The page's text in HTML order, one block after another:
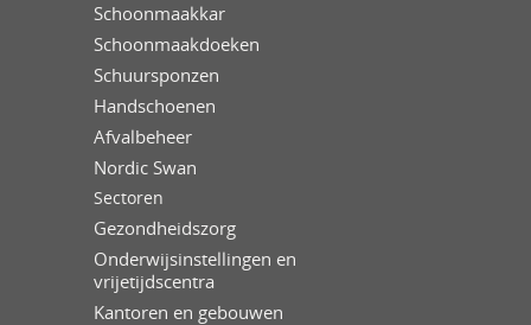
Schoonmaakkar
Schoonmaakdoeken
Schuursponzen
Handschoenen
Afvalbeheer
Nordic Swan
Sectoren
Gezondheidszorg
Onderwijsinstellingen en
vrijetijdscentra
Kantoren en gebouwen